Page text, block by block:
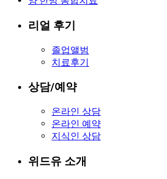
리얼 후기
졸업앨범
치료후기
상담/예약
온라인 상담
온라인 예약
지식인 상담
위드유 소개